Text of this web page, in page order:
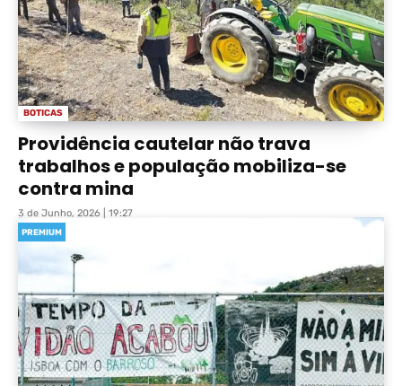
BOTICAS
Providência cautelar não trava
trabalhos e população mobiliza-se
contra mina
3 de Junho, 2026 | 19:27
PREMIUM